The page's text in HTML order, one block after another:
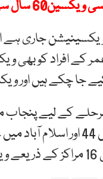
زائد عمر کے افراد کیلئے مؤثر
جاری ہے
عمر کے افراد کو
جا چکے ہیں اور